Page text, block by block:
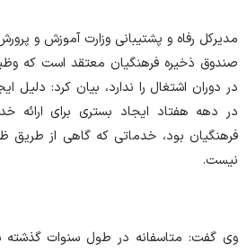
مدیرکل رفاه و پشتیبانی وزارت آموزش و
صندوق ذخیره فرهنگیان معتقد است که
در دوران اشتغال را ندارد، بیان کرد: دلیل
در دهه هفتاد ایجاد بستری برای ارائه
فرهنگیان بود، خدماتی که گاهی از طریق
نیست.
وی گفت: متاسفانه در طول سنوات گذشته